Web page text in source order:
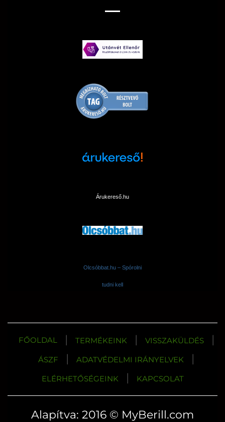
Árukereső.hu
Olcsóbbat.hu – Spórolni
tudni kell
FŐOLDAL | TERMÉKEINK | VISSZAKÜLDÉS |
ÁSZF | ADATVÉDELMI IRÁNYELVEK |
ELÉRHETŐSÉGEINK | KAPCSOLAT
Alapítva: 2016 © MyBerill.com